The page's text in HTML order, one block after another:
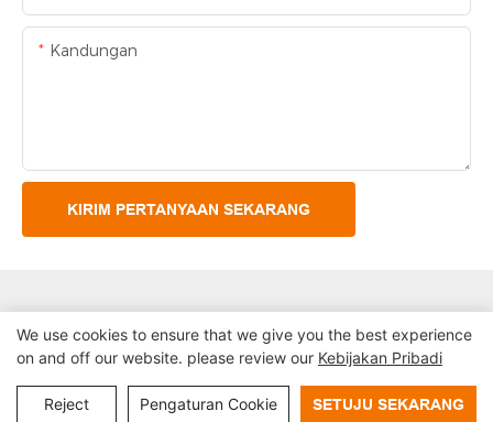
Kandungan
KIRIM PERTANYAAN SEKARANG
Hak Cipta © 2024 Shenzhen Lean Kios Sistem Co, LTD |
Peta Situs Kebijakan privasi
We use cookies to ensure that we give you the best experience
on and off our website. please review our Kebijakan Pribadi
Reject Pengaturan Cookie SETUJU SEKARANG